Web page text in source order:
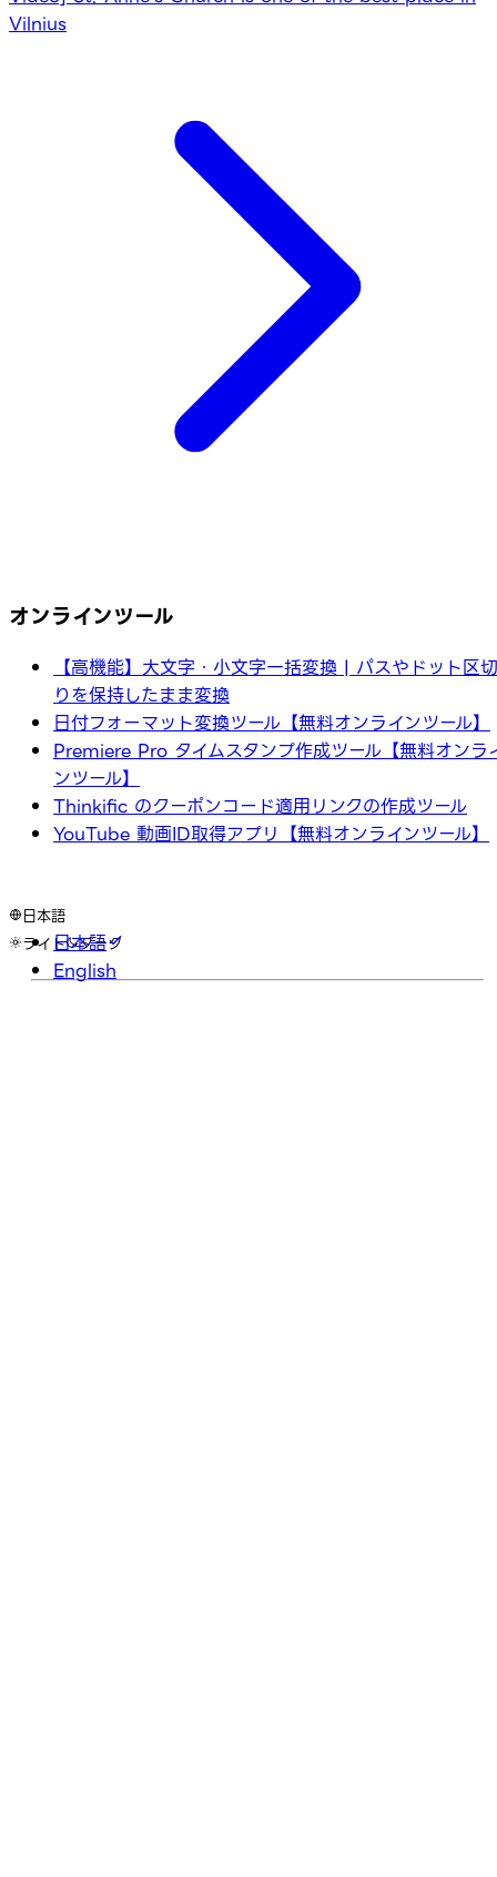
Vilnius
オンラインツール
【高機能】大文字・小文字一括変換 | パスやドット区切
りを保持したまま変換
日付フォーマット変換ツール【無料オンラインツール】
Premiere Pro タイムスタンプ作成ツール【無料オンラ
ンツール】
Thinkific のクーポンコード適用リンクの作成ツール
YouTube 動画ID取得アプリ【無料オンラインツール】
日本語
日本語
English
ライト ダーク